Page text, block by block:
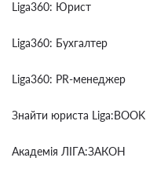
Liga360: Юрист
Liga360: Бухгалтер
Liga360: PR-менеджер
Знайти юриста Liga:BOOK
Академія ЛІГА:ЗАКОН